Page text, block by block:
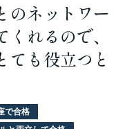
のネットワー
れるので、
ても役立つと
で合格